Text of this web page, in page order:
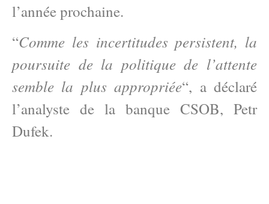
l’année prochaine.
“Comme les incertitudes persistent, la
poursuite de la politique de l’attente
semble la plus appropriée“, a déclaré
l’analyste de la banque CSOB, Petr
Dufek.